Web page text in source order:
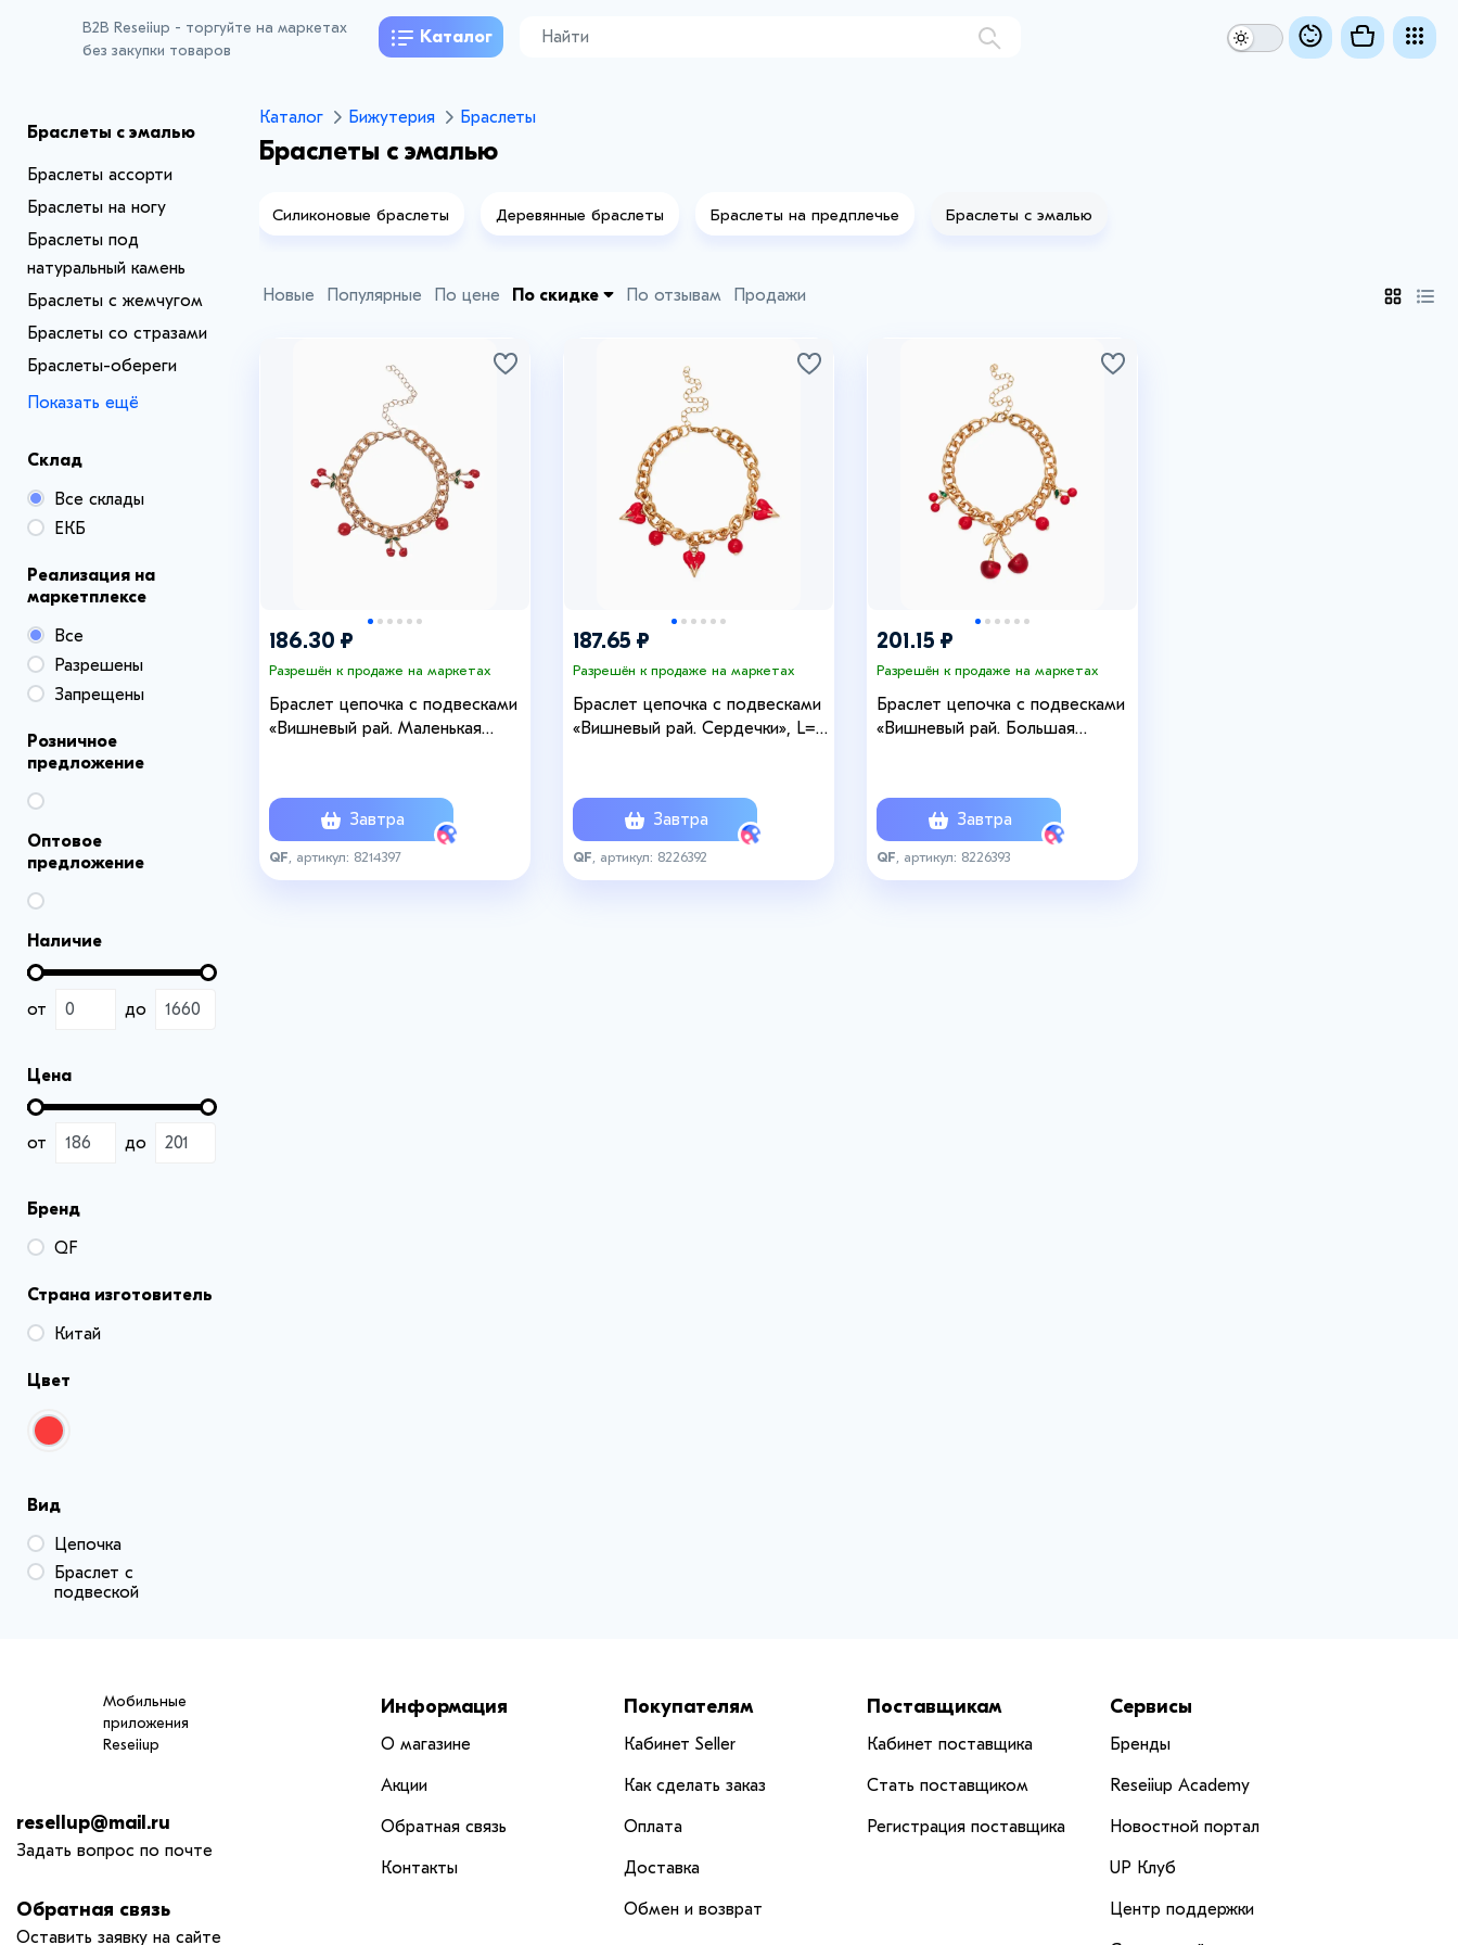
B2B Reseiiup - торгуйте на маркетах
без закупки товаров
Каталог
Браслеты с эмалью
Браслеты ассорти
Браслеты на ногу
Браслеты под
натуральный камень
Браслеты с жемчугом
Браслеты со стразами
Браслеты-обереги
Показать ещё
Склад
Все склады
ЕКБ
Реализация на
маркетплексе
Все
Разрешены
Запрещены
Розничное
предложение
Оптовое
предложение
Наличие
от до
Цена
от до
Бренд
QF
Страна изготовитель
Китай
Цвет
Вид
Цепочка
Браслет с
подвеской
Каталог Бижутерия Браслеты
Браслеты с эмалью
и позолоченные
браслеты
Силиконовые браслеты Деревянные браслеты Браслеты на предплечье Браслеты с эмалью
Новые Популярные По цене По скидке По отзывам Продажи
186.30 ₽
Разрешён к продаже на маркетах
Браслет цепочка с подвесками
«Вишневый рай. Маленькая
Завтра
QF , артикул: 8214397
187.65 ₽
Разрешён к продаже на маркетах
Браслет цепочка с подвесками
«Вишневый рай. Сердечки», L=17
Завтра
QF , артикул: 8226392
201.15 ₽
Разрешён к продаже на маркетах
Браслет цепочка с подвесками
«Вишневый рай. Большая
Завтра
QF , артикул: 8226393
Мобильные
приложения
Reseiiup
resellup@mail.ru
Задать вопрос по почте
Обратная связь
Оставить заявку на сайте
Информация
О магазине
Акции
Обратная связь
Контакты
Покупателям
Кабинет Seller
Как сделать заказ
Оплата
Доставка
Обмен и возврат
Поставщикам
Кабинет поставщика
Стать поставщиком
Регистрация поставщика
Сервисы
Бренды
Reseiiup Аcademy
Новостной портал
UP Клуб
Центр поддержки